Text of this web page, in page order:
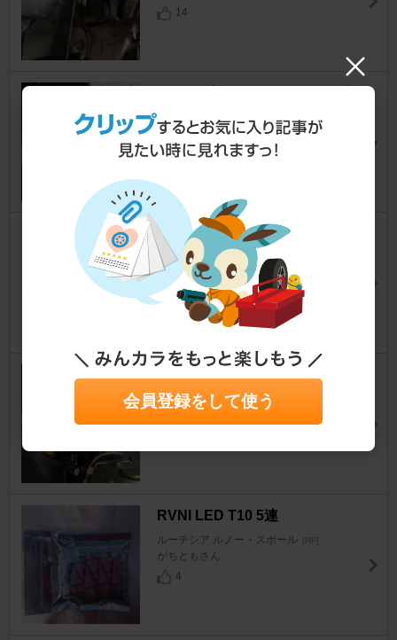
14
正シフトノブ
ルーテシア ルノー・スポール
たいちんぐさん
SCHROTH ６点式シートベルト
ルーテシア ルノー・スポール
ルー番短さん
3
ルーテシア ルノー・スポール
RVNI LED T10 5連
ルーテシア ルノー・スポール [RF]
がちともさん
4
会員登録をして使う